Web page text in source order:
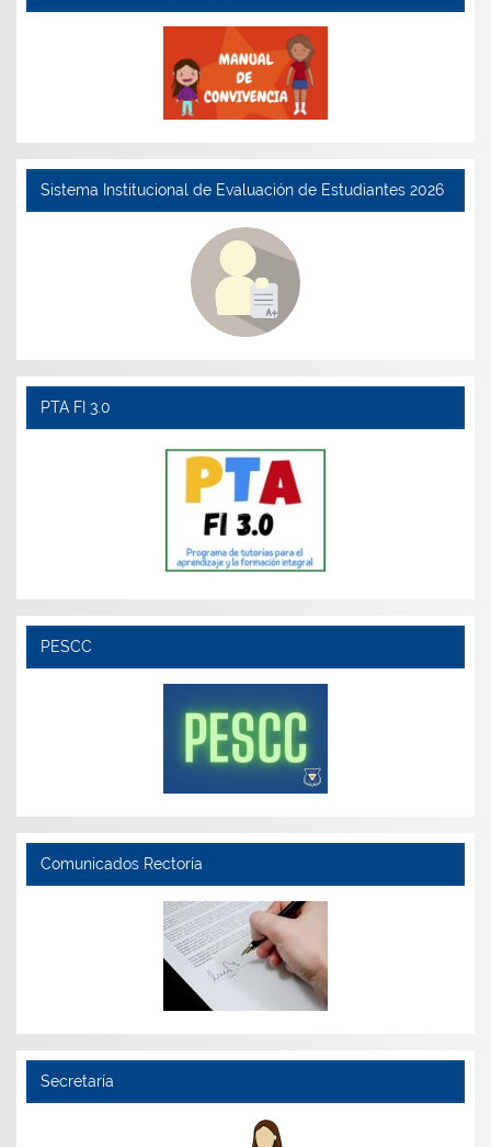
Sistema Institucional de Evaluación de Estudiantes 2026
PTA FI 3.0
PESCC
Comunicados Rectoría
Secretaría